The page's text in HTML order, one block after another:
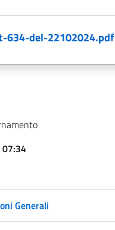
634-del-22102024.pdf
Generali